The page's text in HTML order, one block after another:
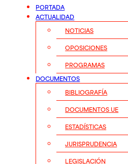
PORTADA
ACTUALIDAD
NOTICIAS
OPOSICIONES
PROGRAMAS
DOCUMENTOS
BIBLIOGRAFÍA
DOCUMENTOS UE
ESTADÍSTICAS
JURISPRUDENCIA
LEGISLACIÓN